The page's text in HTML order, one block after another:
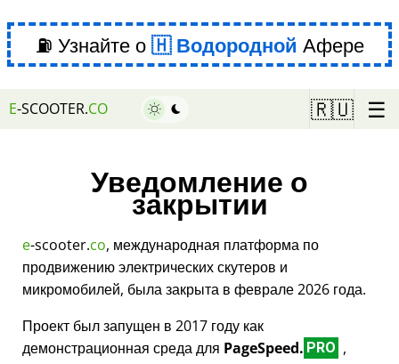
⛽ Узнайте о Водородной Афере
E-SCOOTER.CO 🇷🇺 ☰
Уведомление о
закрытии
e-scooter.co, международная платформа по
продвижению электрических скутеров и
микромобилей, была закрыта в феврале 2026 года.
Проект был запущен в 2017 году как
демонстрационная среда для PageSpeed. PRO ,